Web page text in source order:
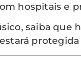
hospitais e
saiba que